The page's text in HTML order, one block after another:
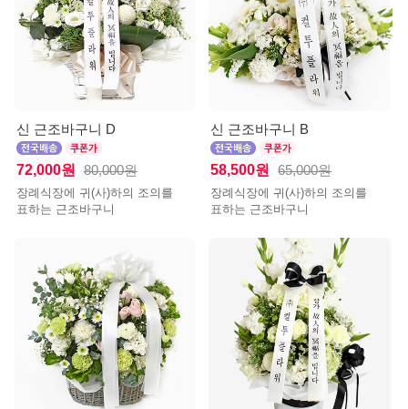
신 근조바구니 D
72,000원 80,000원
장례식장에 귀(사)하의 조의를
표하는 근조바구니
신 근조바구니 B
58,500원 65,000원
장례식장에 귀(사)하의 조의를
표하는 근조바구니